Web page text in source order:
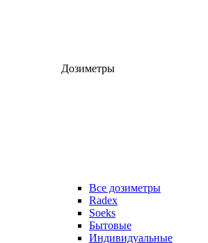
Дозиметры
Все дозиметры
Radex
Soeks
Бытовые
Индивидуальные